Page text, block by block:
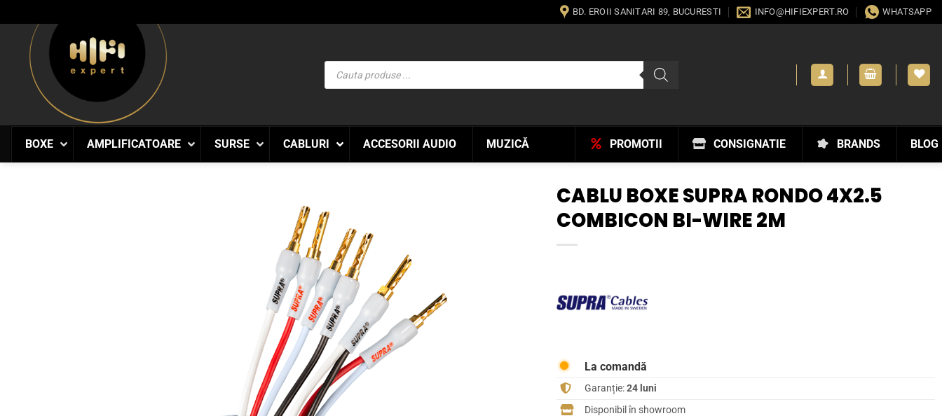
to
content
BD. EROII SANITARI 89, BUCURESTI INFO@HIFIEXPERT.RO WHATSAPP
Products
search
BOXE AMPLIFICATOARE SURSE CABLURI ACCESORII AUDIO MUZICĂ BLOG
BRANDS
CONSIGNATIE
PROMOTII
CABLU BOXE SUPRA RONDO 4X2.5
COMBICON BI-WIRE 2M
La comandă
Garanție:24 luni
Disponibil în showroom